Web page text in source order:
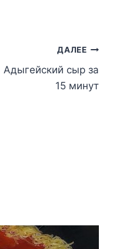
ДАЛЕЕ
Адыгейский сыр за
15 минут